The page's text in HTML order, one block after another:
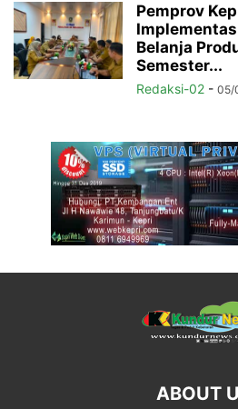
Pemprov
Belanja
Semester...
Redaksi-02 - 05/
ABOUT